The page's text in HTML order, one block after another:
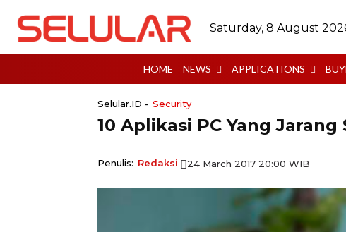
Saturday, 8 August
HOME NEWS APPLICATIONS
Selular.ID - Security
10 Aplikasi PC Yang
Penulis: Redaksi 24 March 2017 20:00 WIB